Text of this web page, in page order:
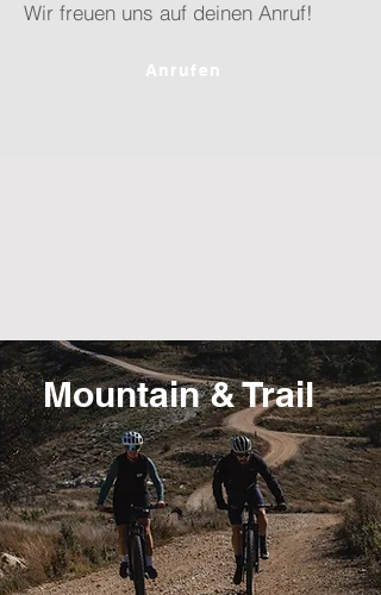
Wir freuen uns auf deinen Anruf!
Anrufen
Mountain & Trail